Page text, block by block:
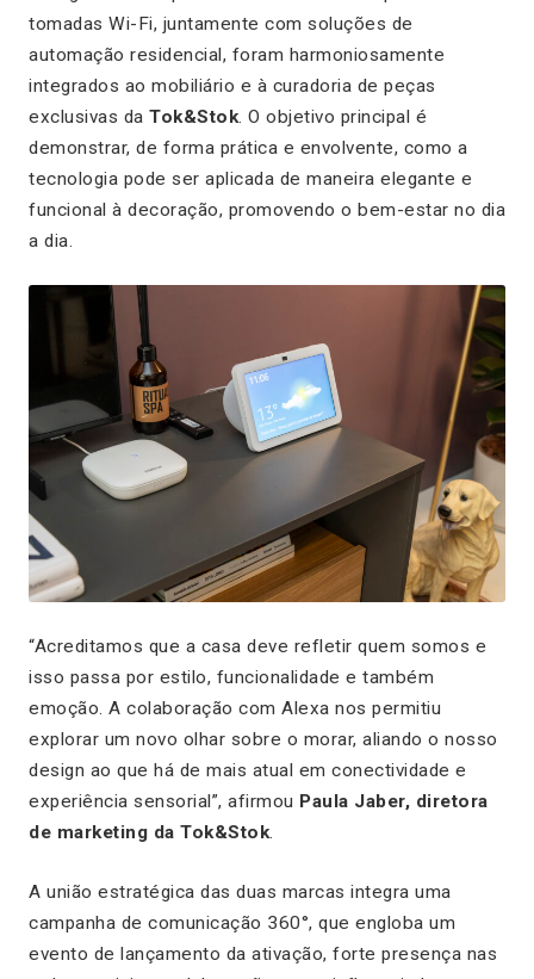
tomadas Wi-Fi, juntamente com soluções de
automação residencial, foram harmoniosamente
integrados ao mobiliário e à curadoria de peças
exclusivas da Tok&Stok . O objetivo principal é
demonstrar, de forma prática e envolvente, como a
tecnologia pode ser aplicada de maneira elegante e
funcional à decoração, promovendo o bem-estar no dia
a dia.
“Acreditamos que a casa deve refletir quem somos e
isso passa por estilo, funcionalidade e também
emoção. A colaboração com Alexa nos permitiu
explorar um novo olhar sobre o morar, aliando o nosso
design ao que há de mais atual em conectividade e
experiência sensorial”, afirmou Paula Jaber, diretora
de marketing da Tok&Stok.
A união estratégica das duas marcas integra uma
campanha de comunicação 360°, que engloba um
evento de lançamento da ativação, forte presença nas